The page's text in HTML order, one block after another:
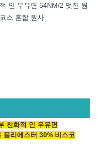
인 우유면 54NM/2 멋진 원
스 혼합 원사
친화적 인 우유면
폴리에스터 30% 비스코